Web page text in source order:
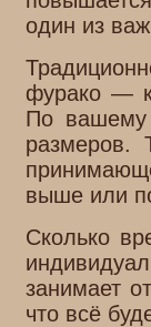
один из
фурако —
По
размеров.
выше или
Сколько
занимает
что всё